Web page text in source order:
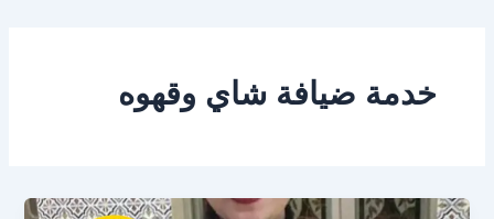
خدمة ضيافة شاي وقهوه